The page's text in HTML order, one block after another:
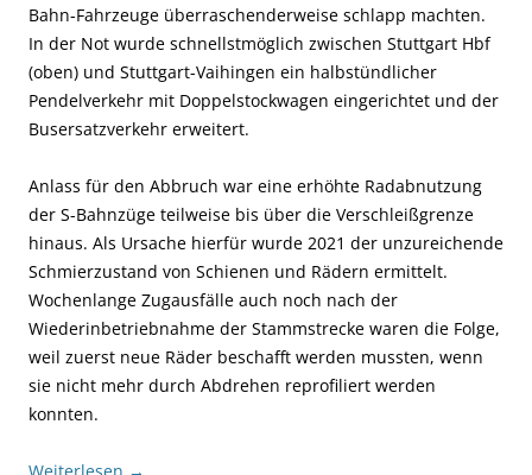
Bahn-Fahrzeuge überraschenderweise schlapp machten.
In der Not wurde schnellstmöglich zwischen Stuttgart Hbf
(oben) und Stuttgart-Vaihingen ein halbstündlicher
Pendelverkehr mit Doppelstockwagen eingerichtet und der
Busersatzverkehr erweitert.
Anlass für den Abbruch war eine erhöhte Radabnutzung
der S-Bahnzüge teilweise bis über die Verschleißgrenze
hinaus. Als Ursache hierfür wurde 2021 der unzureichende
Schmierzustand von Schienen und Rädern ermittelt.
Wochenlange Zugausfälle auch noch nach der
Wiederinbetriebnahme der Stammstrecke waren die Folge,
weil zuerst neue Räder beschafft werden mussten, wenn
sie nicht mehr durch Abdrehen reprofiliert werden
konnten.